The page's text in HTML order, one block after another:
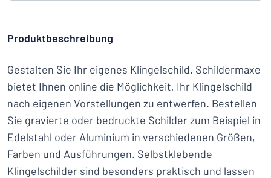
Produktbeschreibung
Gestalten Sie Ihr eigenes Klingelschild. Schildermaxe
bietet Ihnen online die Möglichkeit, Ihr Klingelschild
nach eigenen Vorstellungen zu entwerfen. Bestellen
Sie gravierte oder bedruckte Schilder zum Beispiel in
Edelstahl oder Aluminium in verschiedenen Größen,
Farben und Ausführungen. Selbstklebende
Klingelschilder sind besonders praktisch und lassen